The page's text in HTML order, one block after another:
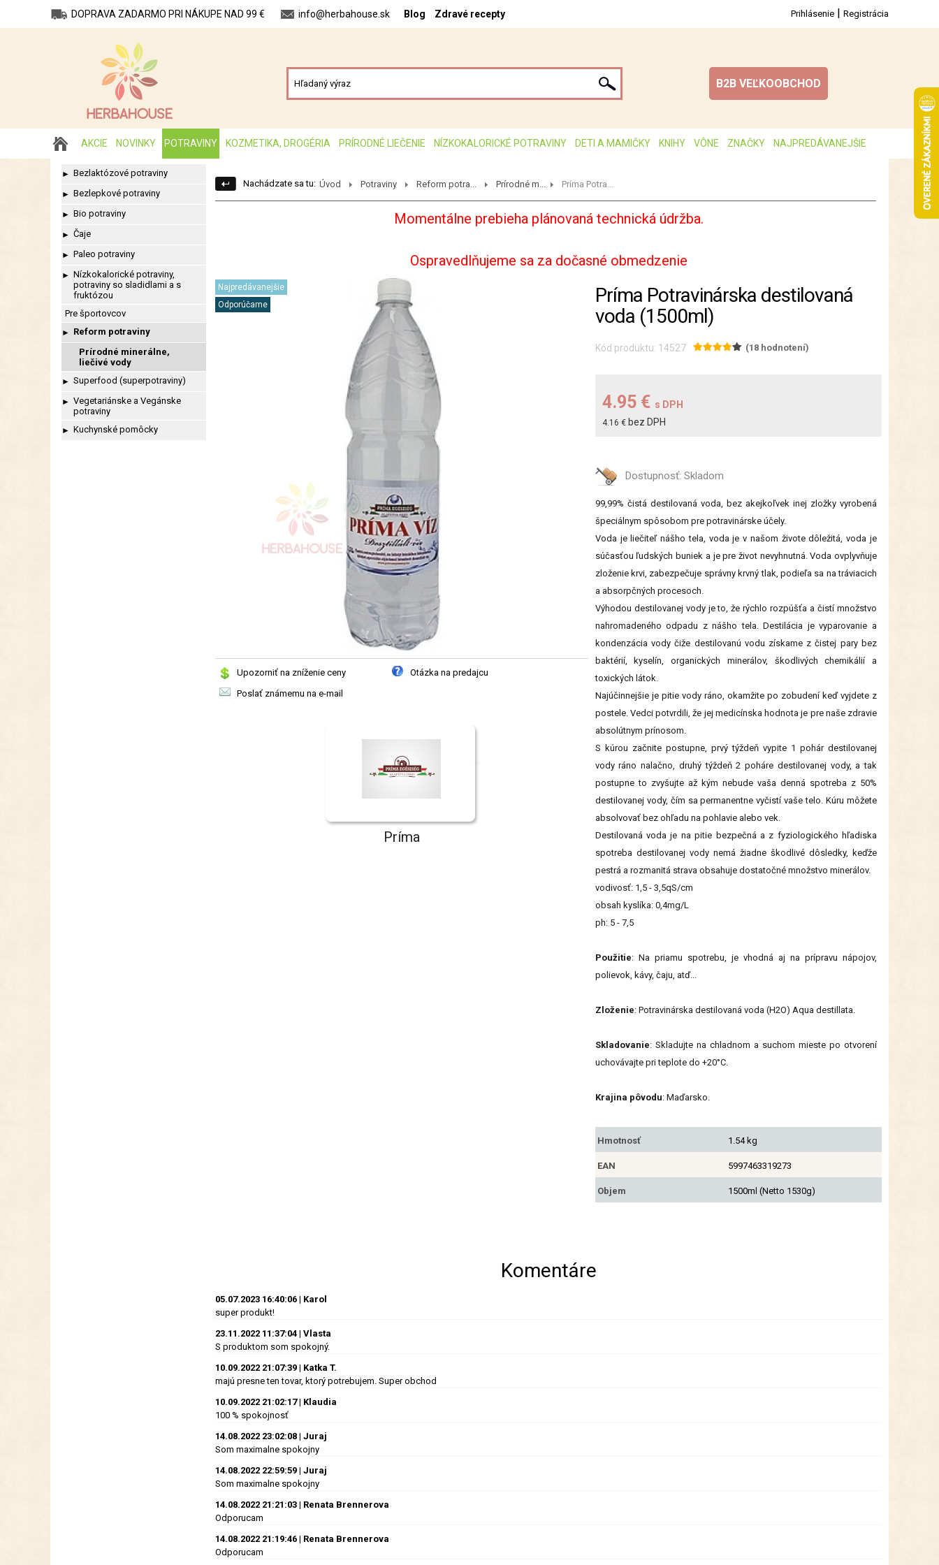
DOPRAVA ZADARMO PRI NÁKUPE NAD 99 € info@herbahouse.sk Blog Zdravé recepty Prihlásenie | Registrácia
B2B VEĽKOOBCHOD
AKCIE NOVINKY POTRAVINY KOZMETIKA, DROGÉRIA PRÍRODNÉ LIEČENIE NÍZKOKALORICKÉ POTRAVINY DETI A MAMIČKY KNIHY VÔNE ZNAČKY NAJPREDÁVANEJŠIE
► Bezlaktózové potraviny
► Bezlepkové potraviny
► Bio potraviny
► Čaje
► Paleo potraviny
► Nízkokalorické potraviny,
potraviny so sladidlami a s
fruktózou
Pre športovcov
► Reform potraviny
Prírodné minerálne,
liečivé vody
► Superfood (superpotraviny)
► Vegetariánske a Vegánske
potraviny
► Kuchynské pomôcky
Nachádzate sa tu: Úvod Potraviny Reform potra... Prírodné m... Príma Potra...
Momentálne prebieha plánovaná technická údržba.
Ospravedlňujeme sa za dočasné obmedzenie
Najpredávanejšie
Odporúčame
Upozorniť na zníženie ceny
Otázka na predajcu
Poslať známemu na e-mail
Príma
Príma Potravinárska destilovaná
voda (1500ml)
Kód produktu: 14527 (18 hodnotení)
4.95 € s DPH
4.16 € bez DPH
Dostupnosť: Skladom
99,99% čistá destilovaná voda, bez akejkoľvek inej zložky vyrobená
špeciálnym spôsobom pre potravinárske účely.
Voda je liečiteľ nášho tela, voda je v našom živote dôležitá, voda je
súčasťou ľudských buniek a je pre život nevyhnutná. Voda ovplyvňuje
zloženie krvi, zabezpečuje správny krvný tlak, podieľa sa na tráviacich
a absorpčných procesoch.
Výhodou destilovanej vody je to, že rýchlo rozpúšťa a čistí množstvo
nahromadeného odpadu z nášho tela. Destilácia je vyparovanie a
kondenzácia vody čiže destilovanú vodu získame z čistej pary bez
baktérií, kyselín, organických minerálov, škodlivých chemikálií a
toxických látok.
Najúčinnejšie je pitie vody ráno, okamžite po zobudení keď vyjdete z
postele. Vedci potvrdili, že jej medicínska hodnota je pre naše zdravie
absolútnym prínosom.
S kúrou začnite postupne, prvý týždeň vypite 1 pohár destilovanej
vody ráno nalačno, druhý týždeň 2 poháre destilovanej vody, a tak
postupne to zvyšujte až kým nebude vaša denná spotreba z 50%
destilovanej vody, čím sa permanentne vyčistí vaše telo. Kúru môžete
absolvovať bez ohľadu na pohlavie alebo vek.
Destilovaná voda je na pitie bezpečná a z fyziologického hľadiska
spotreba destilovanej vody nemá žiadne škodlivé dôsledky, keďže
pestrá a rozmanitá strava obsahuje dostatočné množstvo minerálov.
vodivosť: 1,5 - 3,5qS/cm
obsah kyslíka: 0,4mg/L
ph: 5 - 7,5
Použitie: Na priamu spotrebu, je vhodná aj na prípravu nápojov,
polievok, kávy, čaju, atď...
Zloženie: Potravinárska destilovaná voda (H2O) Aqua destillata.
Skladovanie: Skladujte na chladnom a suchom mieste po otvorení
uchovávajte pri teplote do +20°C.
Krajina pôvodu: Maďarsko.
Hmotnosť 1.54 kg
EAN 5997463319273
Objem 1500ml (Netto 1530g)
Komentáre
05.07.2023 16:40:06 | Karol
super produkt!
23.11.2022 11:37:04 | Vlasta
S produktom som spokojný.
10.09.2022 21:07:39 | Katka T.
majú presne ten tovar, ktorý potrebujem. Super obchod
10.09.2022 21:02:17 | Klaudia
100 % spokojnosť
14.08.2022 23:02:08 | Juraj
Som maximalne spokojny
14.08.2022 22:59:59 | Juraj
Som maximalne spokojny
14.08.2022 21:21:03 | Renata Brennerova
Odporucam
14.08.2022 21:19:46 | Renata Brennerova
Odporucam